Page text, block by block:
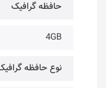
حافظه گرافیک
4GB
نوع حافظه